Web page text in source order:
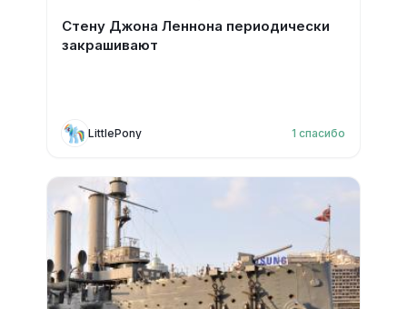
Стену Джона Леннона периодически
закрашивают
LittlePony 1 спасибо